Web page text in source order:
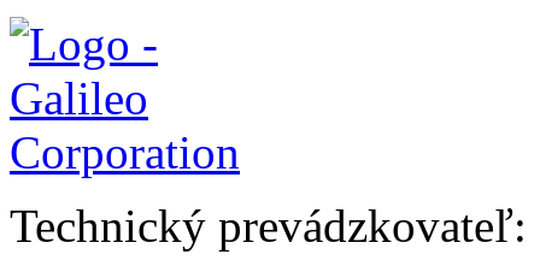
Technický prevádzkovateľ: